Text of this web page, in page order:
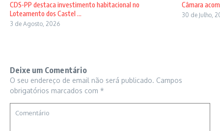
CDS-PP destaca investimento habitacional no
Loteamento dos Castel ...
3 de Agosto, 2026
Câmara
30 de Julho,
Deixe um Comentário
O seu endereço de email não será publicado. Campos
obrigatórios marcados com *